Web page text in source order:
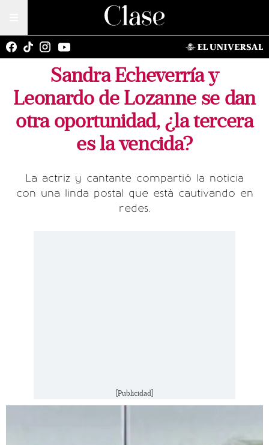
Sandra Echeverría y
Leonardo de Lozanne se dan
otra oportunidad, ¿la tercera
es la vencida?
La actriz y cantante compartió la noticia
con una linda postal que está cautivando en
redes.
[Publicidad]